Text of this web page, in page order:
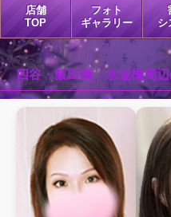
店舗
TOP
フォト
ギャラリー
シ
四谷・飯田橋・水道橋周